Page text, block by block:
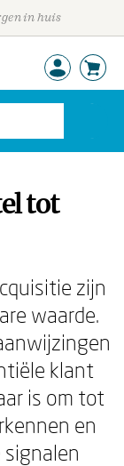
in huis
tot
zijn
waarde.
klant
is om tot
en